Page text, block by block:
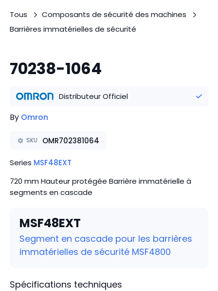
Tous
Composants de sécurité des machines
Barrières immatérielles de sécurité
70238-1064
Distributeur Officiel
By Omron
SKU OMR702381064
Series MSF48EXT
720 mm Hauteur protégée Barrière immatérielle à
segments en cascade
MSF48EXT
Segment en cascade pour les barrières
immatérielles de sécurité MSF4800
Spécifications techniques